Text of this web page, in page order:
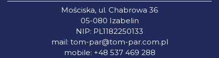
Mościska, ul. Chabrowa 36
05-080 Izabelin
NIP: PL1182250133
mail: tom-par@tom-par.com.pl
mobile: +48 537 469 288